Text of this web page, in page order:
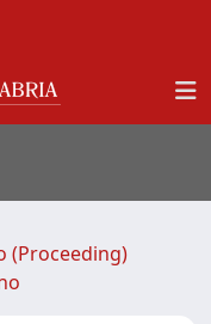
(Proceeding)